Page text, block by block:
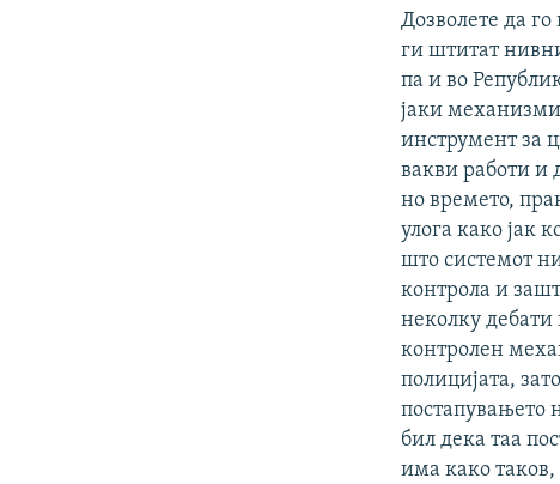
Дозволете да
ги штитат
па и во
јаки
инструмент за
вакви работи и
но времето,
улога како јак
што системот
контрола и
неколку
контролен
полицијата,
постапувањето
бил дека таа
има како таков,